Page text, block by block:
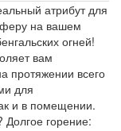
атрибут для
на вашем
огней!
вам
протяжении всего
для
и в помещении.
горение: